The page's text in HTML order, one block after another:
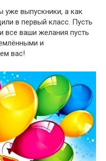
уже выпускники, а как
в первый класс. Пусть
ваши желания пусть
и
вас!